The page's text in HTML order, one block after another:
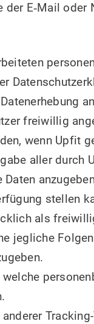
E‑Mail oder
freiwillig
wenn Upfit
aller durch
stellen
als
jegliche